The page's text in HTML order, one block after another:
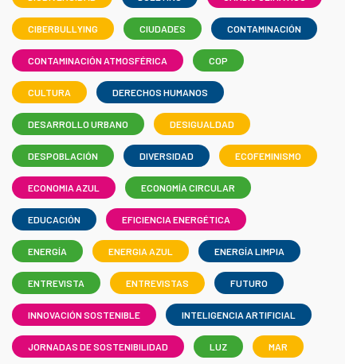
CIBERBULLYING CIUDADES CONTAMINACIÓN
CONTAMINACIÓN ATMOSFÉRICA COP
CULTURA DERECHOS HUMANOS
DESARROLLO URBANO DESIGUALDAD
DESPOBLACIÓN DIVERSIDAD ECOFEMINISMO
ECONOMIA AZUL ECONOMÍA CIRCULAR
EDUCACIÓN EFICIENCIA ENERGÉTICA
ENERGÍA ENERGIA AZUL ENERGÍA LIMPIA
ENTREVISTA ENTREVISTAS FUTURO
INNOVACIÓN SOSTENIBLE INTELIGENCIA ARTIFICIAL
JORNADAS DE SOSTENIBILIDAD LUZ MAR